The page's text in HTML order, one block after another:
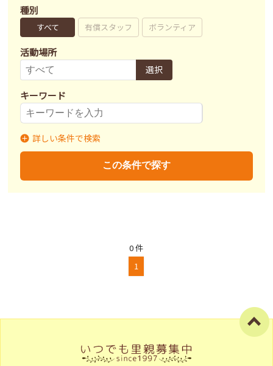
種別
すべて 有償スタッフ ボランティア
活動場所
選択
キーワード
業種詳しい条件で検索
この条件で探す
0 件
1